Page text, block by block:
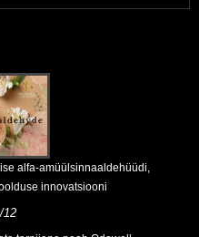
alfa-amüülsinnaaldehüüdi,
innovatsiooni
12